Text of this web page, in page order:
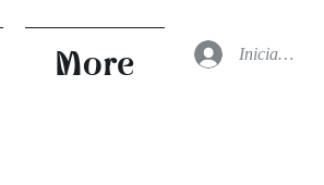
More Iniciar sesión